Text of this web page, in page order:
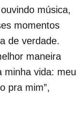
música,
momentos
de verdade.
maneira
minha vida: meu
pra mim”,